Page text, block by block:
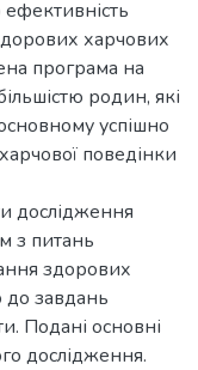
харчових
програма на
родин, які
успішно
поведінки
дослідження
з питань
здорових
до завдань
Подані основні
дослідження.